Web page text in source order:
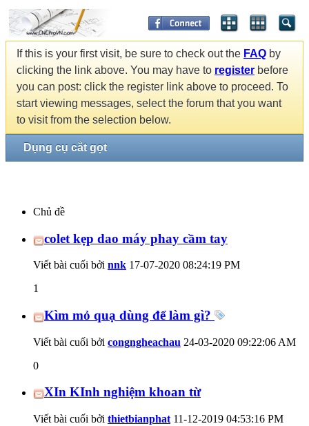
If this is your first visit, be sure to check out the FAQ by
clicking the link above. You may have to register before
you can post: click the register link above to proceed. To
start viewing messages, select the forum that you want
to visit from the selection below.
Dụng cụ cắt gọt
Chủ đề
colet kẹp dao máy phay cầm tay
Viết bài cuối bởi nnk 17-07-2020 08:24:19 PM
1
Kìm mỏ quạ dùng để làm gì?
Viết bài cuối bởi congngheachau 24-03-2020 09:22:06 AM
0
XIn KInh nghiệm khoan từ
Viết bài cuối bởi thietbianphat 11-12-2019 04:53:16 PM